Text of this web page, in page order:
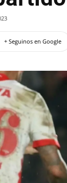
+ Seguinos en Google